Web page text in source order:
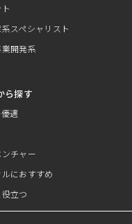
スペシャリスト
開発系
ら探す
遇
チャー
におすすめ
立つ